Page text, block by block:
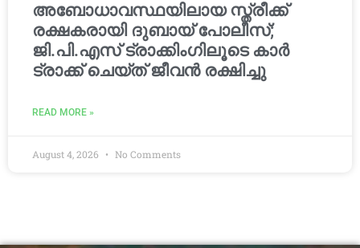
അബോധാവസ്ഥയിലായ സ്ത്രീക്ക്
രക്ഷകരായി ദുബായ് പോലീസ്;
ജി.പി.എസ് ട്രാക്കിംഗിലൂടെ കാർ
ട്രാക്ക് ചെയ്ത് ജീവൻ രക്ഷിച്ചു
READ MORE »
August 4, 2026 No Comments